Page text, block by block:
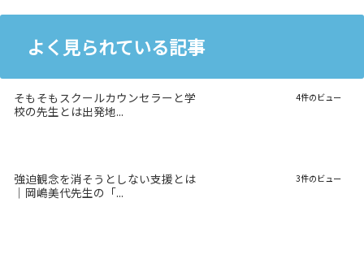
よく見られている記事
そもそもスクールカウンセラーと学
校の先生とは出発地...
4件のビュー
強迫観念を消そうとしない支援とは
｜岡嶋美代先生の「...
3件のビュー